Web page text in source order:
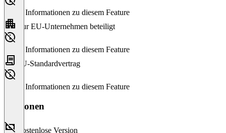
Keine Informationen zu diesem Feature
Nur EU-Unternehmen beteiligt
Keine Informationen zu diesem Feature
EU-Standardvertrag
Keine Informationen zu diesem Feature
Versionen
Kostenlose Version